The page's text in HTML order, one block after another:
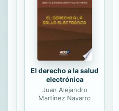
El derecho a la salud
electrónica
Juan Alejandro
Martínez Navarro